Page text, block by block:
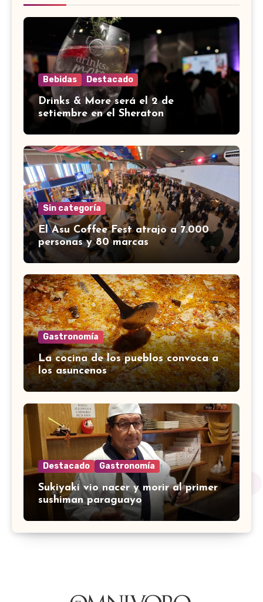
Bebidas Destacado
Drinks & More será el 2 de
setiembre en el Sheraton
Sin categoría
El Asu Coffee Fest atrajo a 7.000
personas y 80 marcas
Gastronomía
La cocina de los pueblos convoca a
los asuncenos
Destacado Gastronomía
Sukiyaki vio nacer y morir al primer
sushiman paraguayo